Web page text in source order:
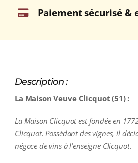
Paiement sécurisé &
Description :
La Maison Veuve Clicquot (51) :
La Maison Clicquot est fondée en
Clicquot. Possèdant des vignes, il
négoce de vins à l’enseigne Clicquot.